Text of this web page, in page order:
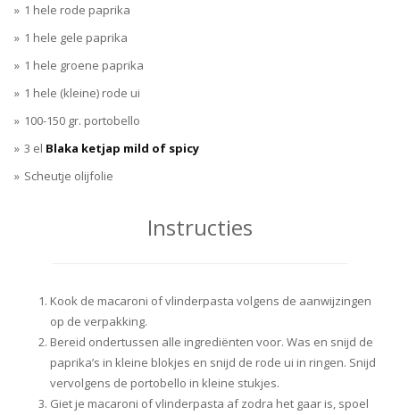
1 hele rode paprika
1 hele gele paprika
1 hele groene paprika
1 hele (kleine) rode ui
100-150 gr. portobello
3 el Blaka ketjap mild of spicy
Scheutje olijfolie
Instructies
Kook de macaroni of vlinderpasta volgens de aanwijzingen
op de verpakking.
Bereid ondertussen alle ingrediënten voor. Was en snijd de
paprika’s in kleine blokjes en snijd de rode ui in ringen. Snijd
vervolgens de portobello in kleine stukjes.
Giet je macaroni of vlinderpasta af zodra het gaar is, spoel